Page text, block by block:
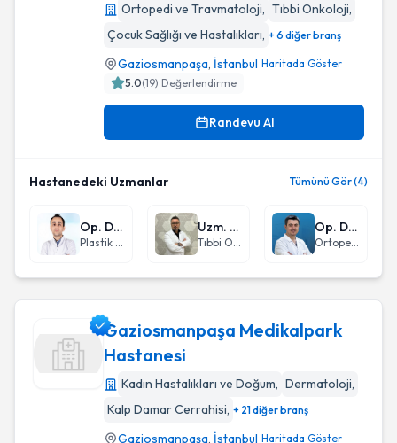
Ortopedi ve Travmatoloji, Tıbbi Onkoloji,
Çocuk Sağlığı ve Hastalıkları, + 6 diğer branş
Gaziosmanpaşa, İstanbul Haritada Göster
5.0(19) Değerlendirme
Randevu Al
Hastanedeki Uzmanlar Tümünü Gör (4)
Op. Dr. Arda Soylu
Plastik Rekonstrüktif ve Estetik Cerrahi
Uzm. Dr. Şahin Bedir
Tıbbi Onkoloji
Op. Dr. Halil Büyükdoğan
Ortopedi ve Travmatoloji
Gaziosmanpaşa Medikalpark
Hastanesi
Kadın Hastalıkları ve Doğum, Dermatoloji,
Kalp Damar Cerrahisi, + 21 diğer branş
Gaziosmanpaşa, İstanbul Haritada Göster